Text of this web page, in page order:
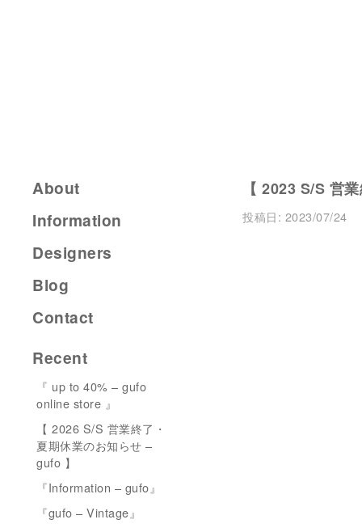
【 2023 S/S 営
投稿日: 2023/07/24
About
Information
Designers
Blog
Contact
Recent
『 up to 40% – gufo
online store 』
【 2026 S/S 営業終了・
夏期休業のお知らせ –
gufo 】
『Information – gufo』
『gufo – Vintage』